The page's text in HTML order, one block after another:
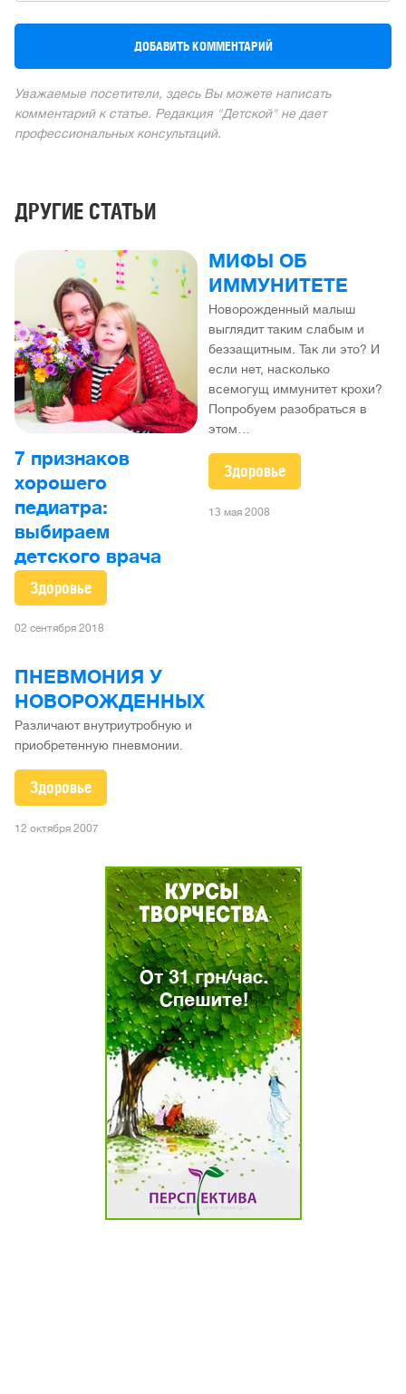
Уважаемые посетители, здесь Вы можете написать
комментарий к статье. Редакция "Детской" не дает
профессиональных консультаций.
ДРУГИЕ СТАТЬИ
7 признаков
хорошего
педиатра:
выбираем
детского врача
Здоровье
02 сентября 2018
МИФЫ ОБ
ИММУНИТЕТЕ
Новорожденный малыш
выглядит таким слабым и
беззащитным. Так ли это? И
если нет, насколько
всемогущ иммунитет крохи?
Попробуем разобраться в
этом…
Здоровье
13 мая 2008
ПНЕВМОНИЯ У
НОВОРОЖДЕННЫХ
Различают внутриутробную и
приобретенную пневмонии.
Здоровье
12 октября 2007